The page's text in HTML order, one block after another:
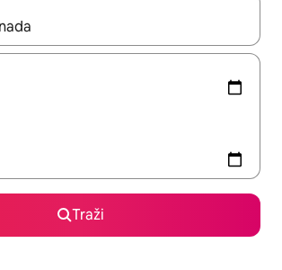
dostupni, možete da se krećete kroz njih
Traži